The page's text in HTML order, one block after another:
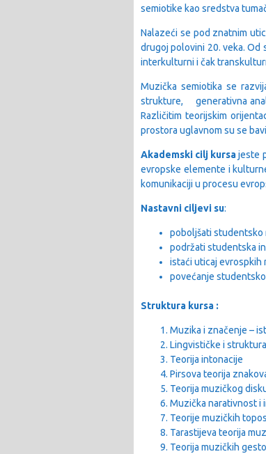
semiotike kao sredstva
Nalazeći se pod znatnim
drugoj polovini 20. veka.
interkulturni i čak
Muzička semiotika se
strukture, generativna
Različitim teorijskim
prostora uglavnom su se
Akademski cilj kursajeste
evropske elemente i
komunikaciji u procesu
Nastavni ciljevi su:
poboljšati studentsko
podržati studentska
istaći uticaj evrospkih
povećanje
Struktura kursa :
Muzika i značenje –
Lingvističke i
Teorija intonacije
Pirsova teorija
Teorija muzičkog
Muzička narativnost
Teorije muzičkih
Tarastijeva teorija
Teorija muzičkih